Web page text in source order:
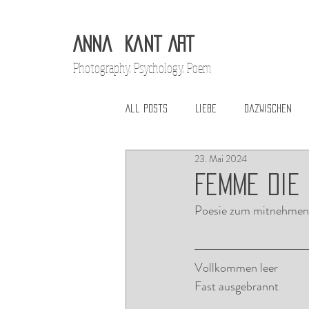
Anna Ka nt Art
Photography. Psychology. Poem
All Posts Liebe Dazwischen
Femme
23. Mai 2024
Poesie zum mitnehmen
Vollkommen leer
Fast ausgebrannt